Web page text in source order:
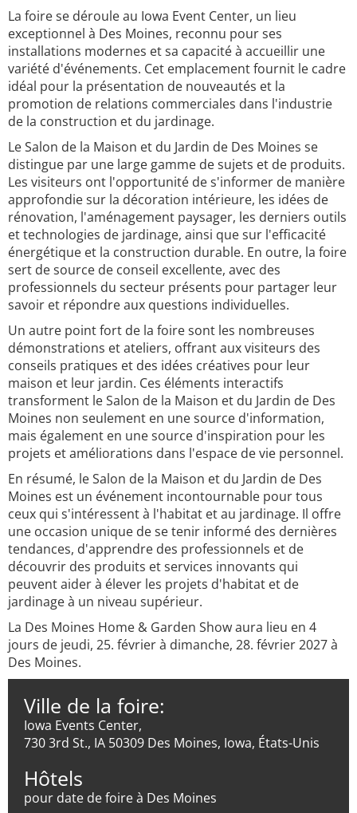
La foire se déroule au Iowa Event Center, un lieu
exceptionnel à Des Moines, reconnu pour ses
installations modernes et sa capacité à accueillir une
variété d'événements. Cet emplacement fournit le cadre
idéal pour la présentation de nouveautés et la
promotion de relations commerciales dans l'industrie
de la construction et du jardinage.
Le Salon de la Maison et du Jardin de Des Moines se
distingue par une large gamme de sujets et de produits.
Les visiteurs ont l'opportunité de s'informer de manière
approfondie sur la décoration intérieure, les idées de
rénovation, l'aménagement paysager, les derniers outils
et technologies de jardinage, ainsi que sur l'efficacité
énergétique et la construction durable. En outre, la foire
sert de source de conseil excellente, avec des
professionnels du secteur présents pour partager leur
savoir et répondre aux questions individuelles.
Un autre point fort de la foire sont les nombreuses
démonstrations et ateliers, offrant aux visiteurs des
conseils pratiques et des idées créatives pour leur
maison et leur jardin. Ces éléments interactifs
transforment le Salon de la Maison et du Jardin de Des
Moines non seulement en une source d'information,
mais également en une source d'inspiration pour les
projets et améliorations dans l'espace de vie personnel.
En résumé, le Salon de la Maison et du Jardin de Des
Moines est un événement incontournable pour tous
ceux qui s'intéressent à l'habitat et au jardinage. Il offre
une occasion unique de se tenir informé des dernières
tendances, d'apprendre des professionnels et de
découvrir des produits et services innovants qui
peuvent aider à élever les projets d'habitat et de
jardinage à un niveau supérieur.
La Des Moines Home & Garden Show aura lieu en 4
jours de jeudi, 25. février à dimanche, 28. février 2027 à
Des Moines.
Ville de la foire:
Iowa Events Center,
730 3rd St., IA 50309 Des Moines, Iowa, États-Unis
Hôtels
pour date de foire à Des Moines